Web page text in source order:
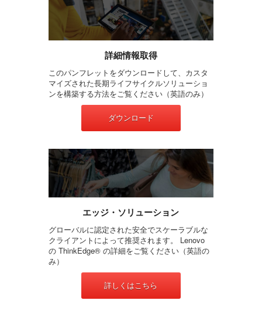
詳細情報取得
このパンフレットをダウンロードして、カスタ
マイズされた長期ライフサイクルソリューショ
ンを構築する方法をご覧ください（英語のみ）
ダウンロード
エッジ・ソリューション
グローバルに認定された安全でスケーラブルな
クライアントによって推奨されます。 Lenovo
の ThinkEdge® の詳細をご覧ください（英語の
み）
詳しくはこちら